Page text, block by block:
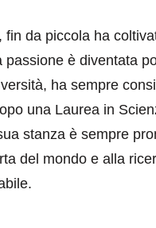
fin da piccola ha
è diventata
ha sempre
una Laurea in
stanza è sempre
del mondo e alla